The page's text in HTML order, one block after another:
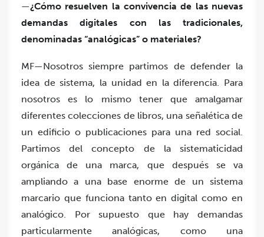
—¿Cómo resuelven la convivencia de las nuevas
demandas digitales con las tradicionales,
denominadas “analógicas” o materiales?
MF—Nosotros siempre partimos de defender la
idea de sistema, la unidad en la diferencia. Para
nosotros es lo mismo tener que amalgamar
diferentes colecciones de libros, una señalética de
un edificio o publicaciones para una red social.
Partimos del concepto de la sistematicidad
orgánica de una marca, que después se va
ampliando a una base enorme de un sistema
marcario que funciona tanto en digital como en
analógico. Por supuesto que hay demandas
particularmente analógicas, como una